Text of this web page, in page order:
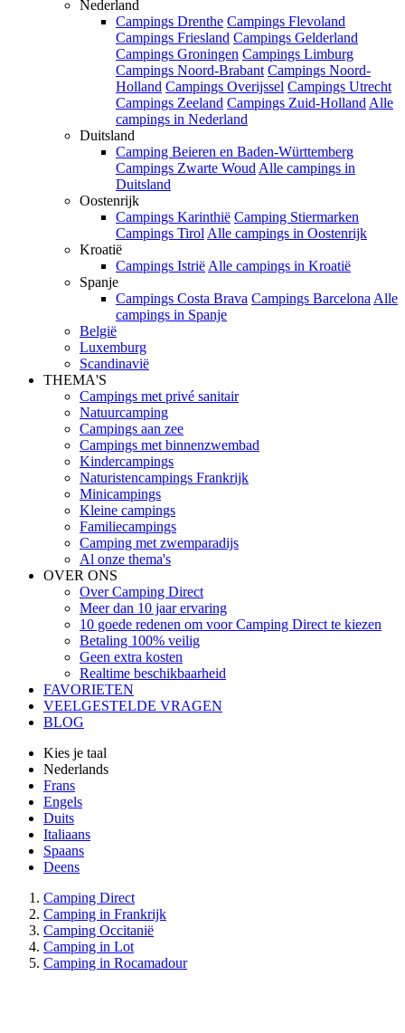
Nederland
Campings Drenthe Campings Flevoland
Campings Friesland Campings Gelderland
Campings Groningen Campings Limburg
Campings Noord-Brabant Campings Noord-
Holland Campings Overijssel Campings Utrecht
Campings Zeeland Campings Zuid-Holland Alle
campings in Nederland
Duitsland
Camping Beieren en Baden-Württemberg
Campings Zwarte Woud Alle campings in
Duitsland
Oostenrijk
Campings Karinthië Camping Stiermarken
Campings Tirol Alle campings in Oostenrijk
Kroatië
Campings Istrië Alle campings in Kroatië
Spanje
Campings Costa Brava Campings Barcelona Alle
campings in Spanje
België
Luxemburg
Scandinavië
THEMA'S
Campings met privé sanitair
Natuurcamping
Campings aan zee
Campings met binnenzwembad
Kindercampings
Naturistencampings Frankrijk
Minicampings
Kleine campings
Familiecampings
Camping met zwemparadijs
Al onze thema's
OVER ONS
Over Camping Direct
Meer dan 10 jaar ervaring
10 goede redenen om voor Camping Direct te kiezen
Betaling 100% veilig
Geen extra kosten
Realtime beschikbaarheid
FAVORIETEN
VEELGESTELDE VRAGEN
BLOG
Kies je taal
Nederlands
Frans
Engels
Duits
Italiaans
Spaans
Deens
Camping Direct
Camping in Frankrijk
Camping Occitanië
Camping in Lot
Camping in Rocamadour